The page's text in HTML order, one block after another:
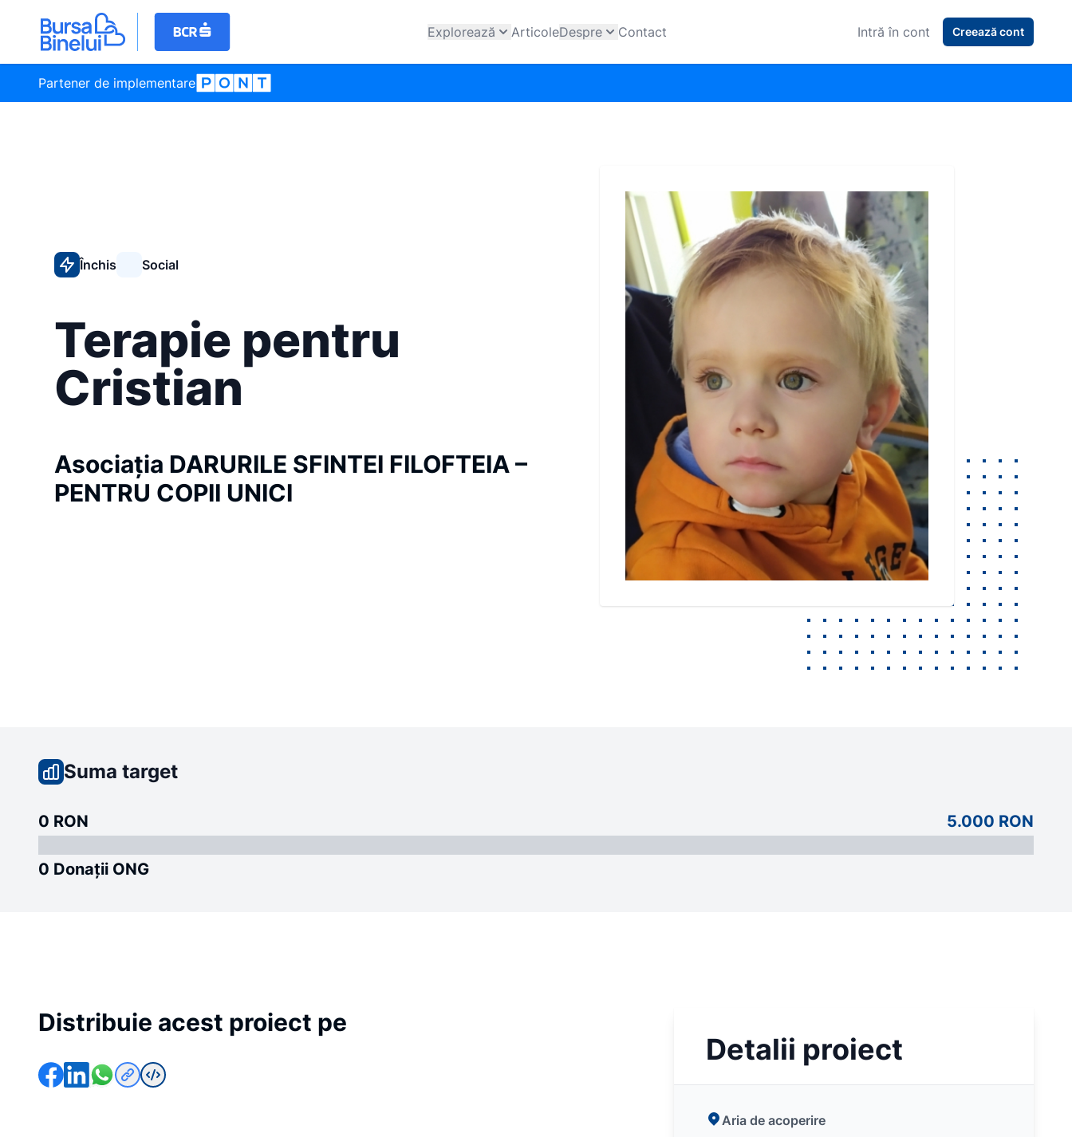
Explorează ArticoleDespre Contact Intră în cont Creează cont
Partener de implementare
Închis Social
Terapie pentru
Cristian
Asociația DARURILE SFINTEI FILOFTEIA –
PENTRU COPII UNICI
Suma target
0 RON 5.000 RON
0 Donații ONG
Distribuie acest proiect pe
Detalii proiect
Aria de acoperire